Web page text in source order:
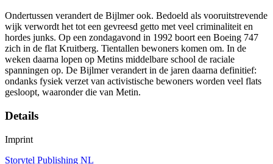
Ondertussen verandert de Bijlmer ook. Bedoeld als vooruitstrevende
wijk verwordt het tot een gevreesd getto met veel criminaliteit en
hordes junks. Op een zondagavond in 1992 boort een Boeing 747
zich in de flat Kruitberg. Tientallen bewoners komen om. In de
weken daarna lopen op Metins middelbare school de raciale
spanningen op. De Bijlmer verandert in de jaren daarna definitief:
ondanks fysiek verzet van activistische bewoners worden veel flats
gesloopt, waaronder die van Metin.
Details
Imprint
Storytel Publishing NL